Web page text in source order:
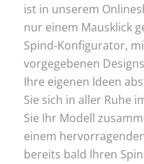
ist in unserem
nur einem Mausklick
Spind-Konfigurator,
vorgegebenen
Ihre eigenen Ideen
Sie sich in aller Ruhe
Sie Ihr Modell
einem
bereits bald Ihren